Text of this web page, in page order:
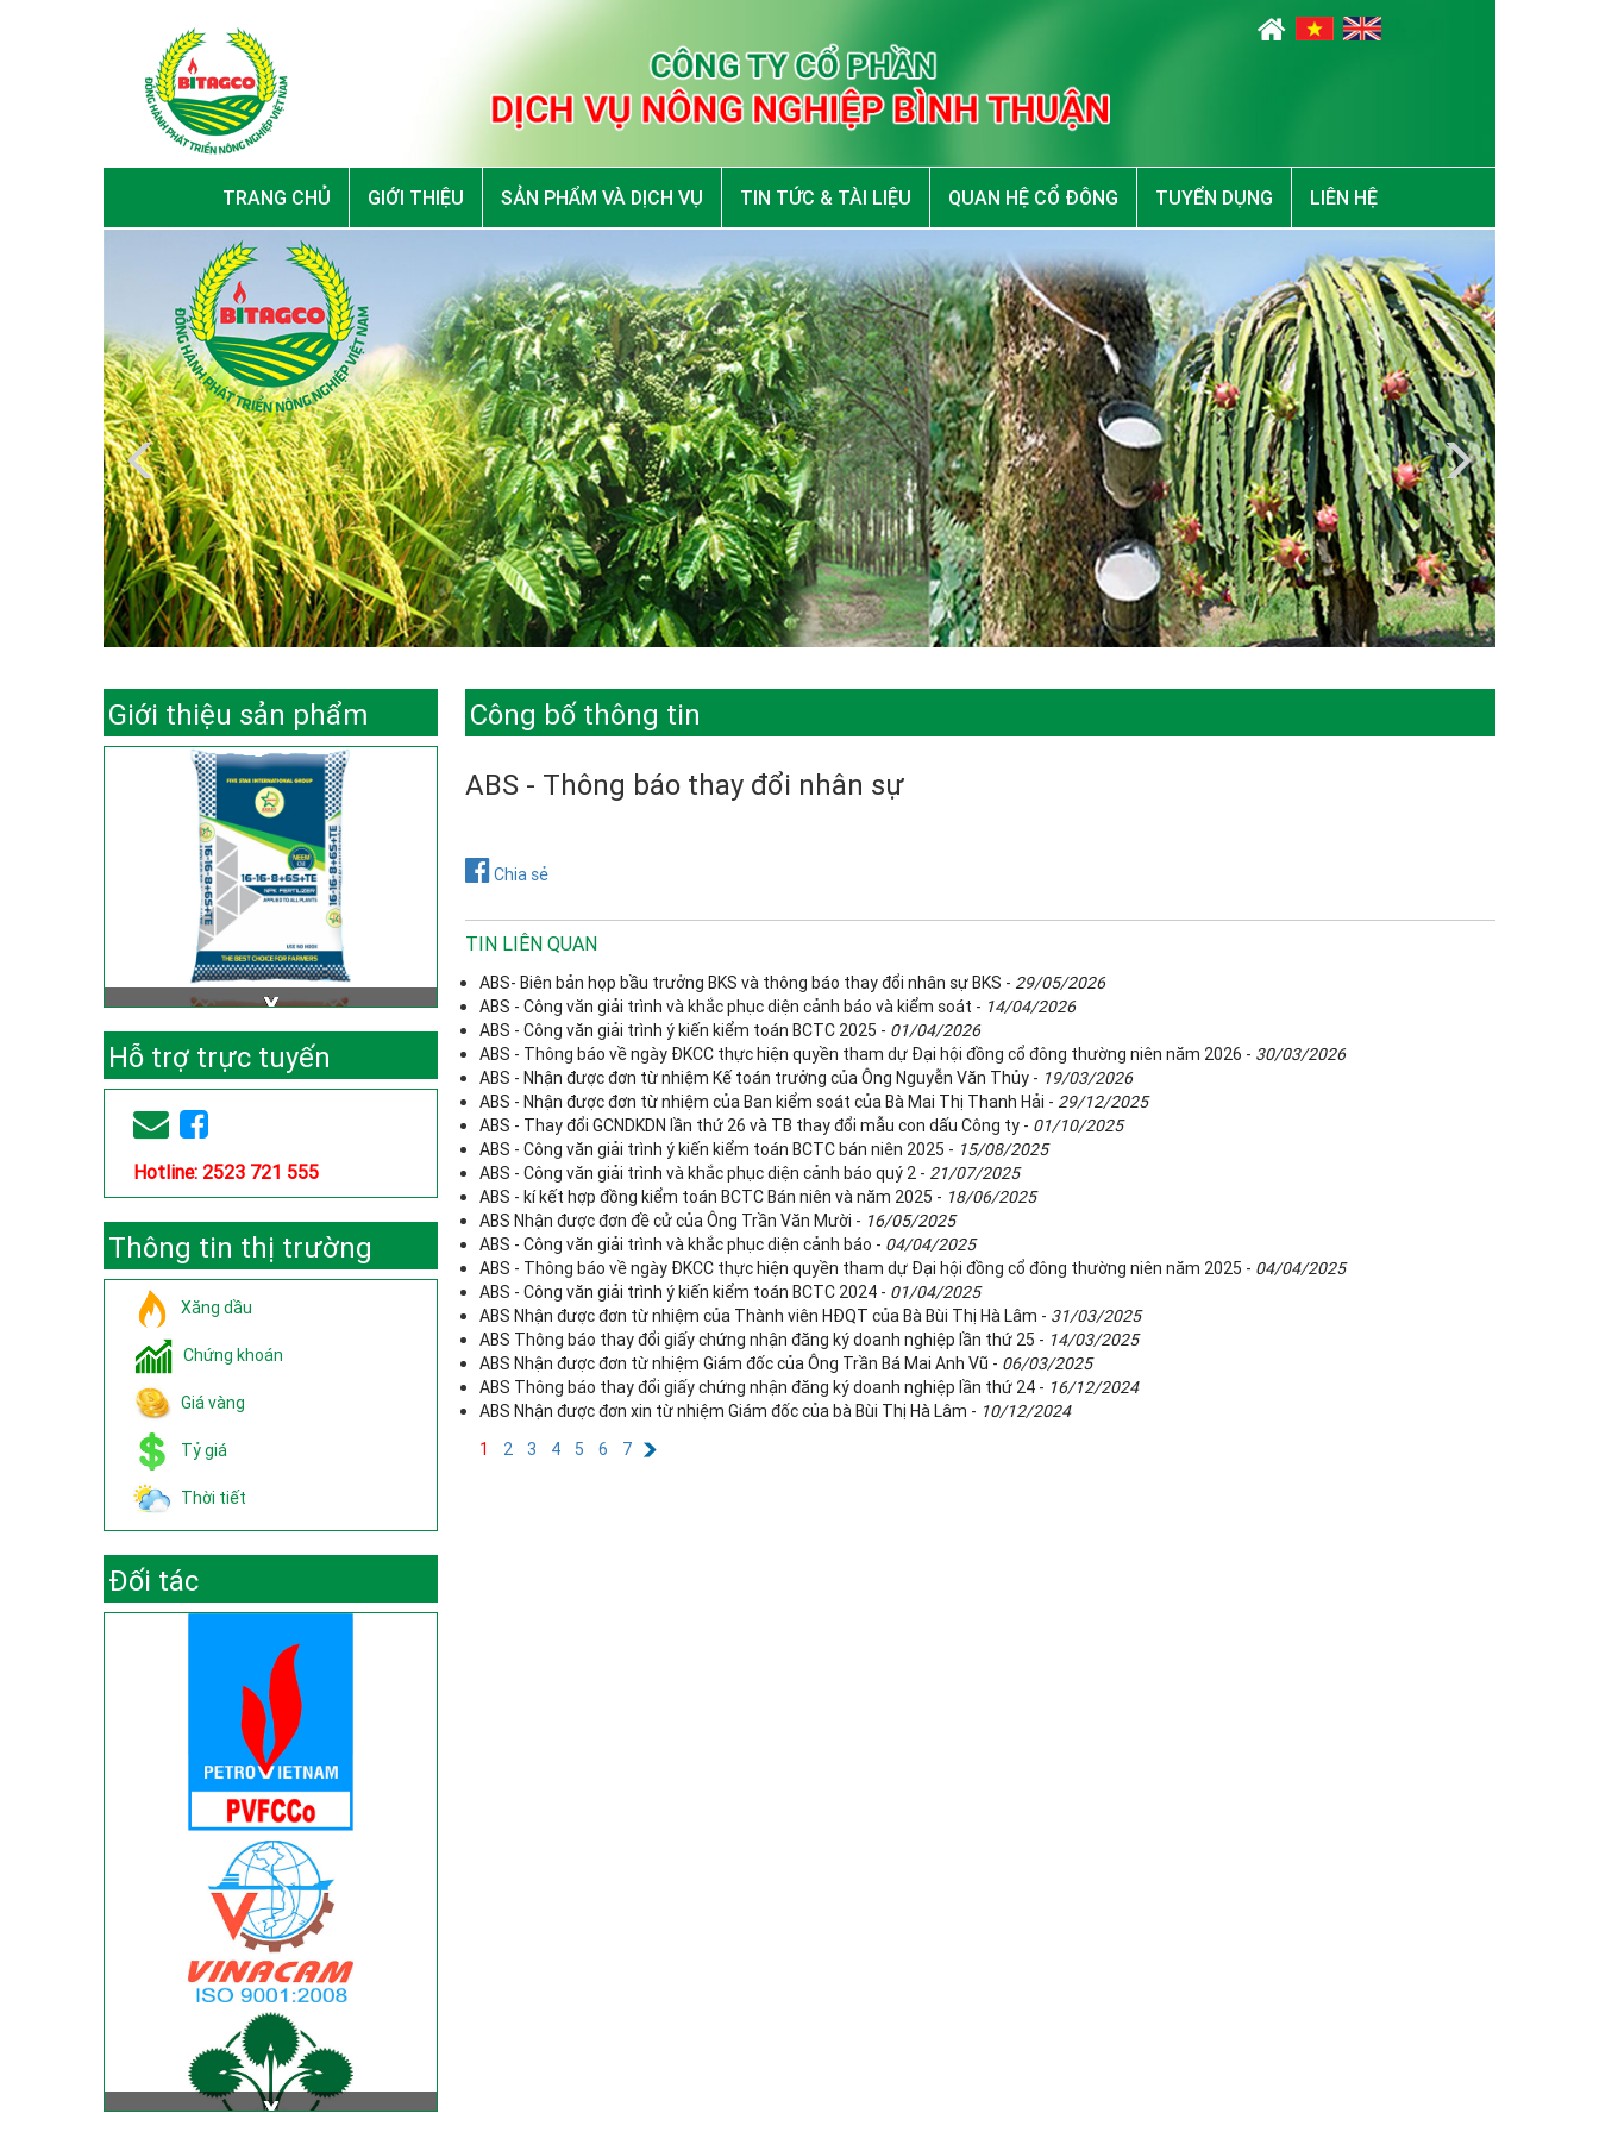
TRANG CHỦ GIỚI THIỆU SẢN PHẨM VÀ DỊCH VỤ TIN TỨC & TÀI LIỆU QUAN HỆ CỔ ĐÔNG TUYỂN DỤNG LIÊN HỆ
Giới thiệu sản phẩm
Hỗ trợ trực tuyến
Hotline: 2523 721 555
Thông tin thị trường
Xăng dầu
Chứng khoán
Giá vàng
Tỷ giá
Thời tiết
Đối tác
Công bố thông tin
ABS - Thông báo thay đổi nhân sự
Chia sẻ
TIN LIÊN QUAN
ABS- Biên bản họp bầu trưởng BKS và thông báo thay đổi nhân sự BKS - 29/05/2026
ABS - Công văn giải trình và khắc phục diện cảnh báo và kiểm soát - 14/04/2026
ABS - Công văn giải trình ý kiến kiểm toán BCTC 2025 - 01/04/2026
ABS - Thông báo về ngày ĐKCC thực hiện quyền tham dự Đại hội đồng cổ đông thường niên năm 2026 - 30/03/2026
ABS - Nhận được đơn từ nhiệm Kế toán trưởng của Ông Nguyễn Văn Thủy - 19/03/2026
ABS - Nhận được đơn từ nhiệm của Ban kiểm soát của Bà Mai Thị Thanh Hải - 29/12/2025
ABS - Thay đổi GCNDKDN lần thứ 26 và TB thay đổi mẫu con dấu Công ty - 01/10/2025
ABS - Công văn giải trình ý kiến kiểm toán BCTC bán niên 2025 - 15/08/2025
ABS - Công văn giải trình và khắc phục diện cảnh báo quý 2 - 21/07/2025
ABS - kí kết hợp đồng kiểm toán BCTC Bán niên và năm 2025 - 18/06/2025
ABS Nhận được đơn đề cử của Ông Trần Văn Mười - 16/05/2025
ABS - Công văn giải trình và khắc phục diện cảnh báo - 04/04/2025
ABS - Thông báo về ngày ĐKCC thực hiện quyền tham dự Đại hội đồng cổ đông thường niên năm 2025 - 04/04/2025
ABS - Công văn giải trình ý kiến kiểm toán BCTC 2024 - 01/04/2025
ABS Nhận được đơn từ nhiệm của Thành viên HĐQT của Bà Bùi Thị Hà Lâm - 31/03/2025
ABS Thông báo thay đổi giấy chứng nhận đăng ký doanh nghiệp lần thứ 25 - 14/03/2025
ABS Nhận được đơn từ nhiệm Giám đốc của Ông Trần Bá Mai Anh Vũ - 06/03/2025
ABS Thông báo thay đổi giấy chứng nhận đăng ký doanh nghiệp lần thứ 24 - 16/12/2024
ABS Nhận được đơn xin từ nhiệm Giám đốc của bà Bùi Thị Hà Lâm - 10/12/2024
1
2 3 4 5 6 7